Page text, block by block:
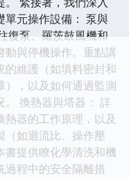
單元操作設備： 泵與
復泵、羅茨鼓風機和
動與停機操作。重點講
的維護（如填料密封和
），以及如何通過監測
換熱器與塔器： 詳
器的工作原理，以及
（如迴流比、操作壓
書提供瞭化學清洗和機
過程中的安全隔離措